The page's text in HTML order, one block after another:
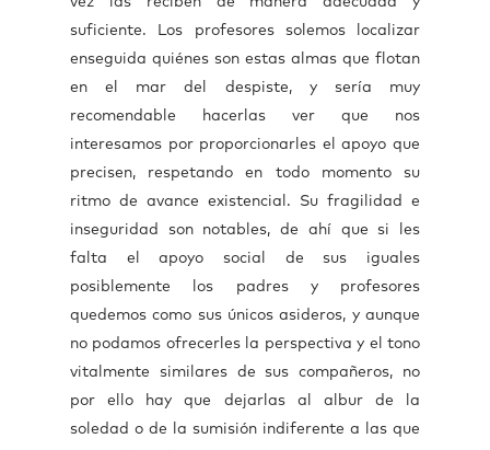
suficiente. Los profesores solemos localizar
enseguida quiénes son estas almas que flotan
en el mar del despiste, y sería muy
recomendable hacerlas ver que nos
interesamos por proporcionarles el apoyo que
precisen, respetando en todo momento su
ritmo de avance existencial. Su fragilidad e
inseguridad son notables, de ahí que si les
falta el apoyo social de sus iguales
posiblemente los padres y profesores
quedemos como sus únicos asideros, y aunque
no podamos ofrecerles la perspectiva y el tono
vitalmente similares de sus compañeros, no
por ello hay que dejarlas al albur de la
soledad o de la sumisión indiferente a las que